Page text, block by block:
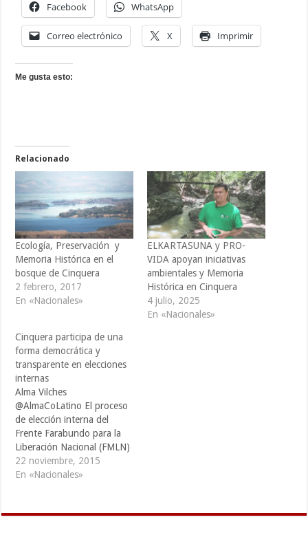
Facebook WhatsApp
Correo electrónico X Imprimir
Me gusta esto:
Relacionado
Ecología, Preservación y
Memoria Histórica en el
bosque de Cinquera
2 febrero, 2017
En «Nacionales»
ELKARTASUNA y PRO-
VIDA apoyan iniciativas
ambientales y Memoria
Histórica en Cinquera
4 julio, 2025
En «Nacionales»
Cinquera participa de una
forma democrática y
transparente en elecciones
internas
Alma Vilches
@AlmaCoLatino El proceso
de elección interna del
Frente Farabundo para la
Liberación Nacional (FMLN)
es un espacio de
participación democrático y
ha venido impulsando
22 noviembre, 2015
En «Nacionales»